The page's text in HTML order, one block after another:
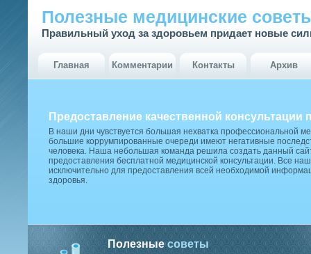
Полезные медицинские
Правильный уход за здоровьем придает новые
Главная Комментарии Контакты Архив
Предоставление качественной консультации
В наши дни чувствуется большая нехватка профессиональной
большие коррумпированные очереди имеют негативные
человека. Наша небольшая команда решила создать данный
предоставления бесплатной медицинской консультации. Все
исключительно для предоставления всей необходимой
здоровья.
Полезныесоветы